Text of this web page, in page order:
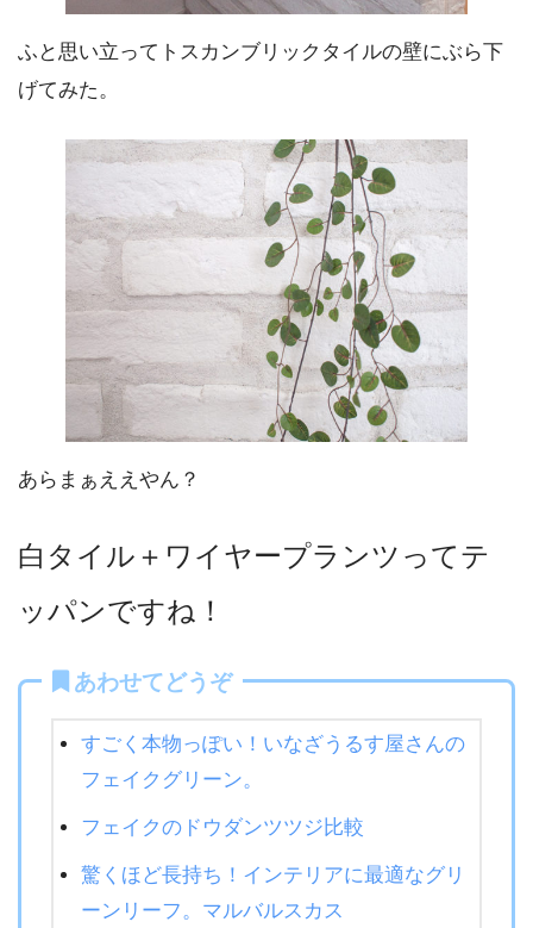
ふと思い立ってトスカンブリックタイルの壁にぶら下
げてみた。
あらまぁええやん？
白タイル＋ワイヤープランツってテ
ッパンですね！
あわせてどうぞ
すごく本物っぽい！いなざうるす屋さんの
フェイクグリーン。
フェイクのドウダンツツジ比較
驚くほど長持ち！インテリアに最適なグリ
ーンリーフ。マルバルスカス